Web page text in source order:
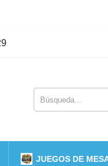
JUEGOS DE